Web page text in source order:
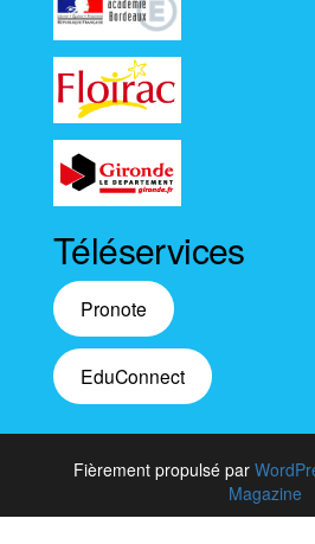
Téléservices
Pronote
EduConnect
Fièrement propulsé par
Magazine